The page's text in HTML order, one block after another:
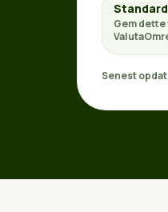
Gem dette
Senest